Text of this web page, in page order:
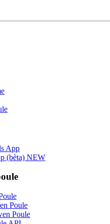
App
(bèta) NEW
Poule
Poule